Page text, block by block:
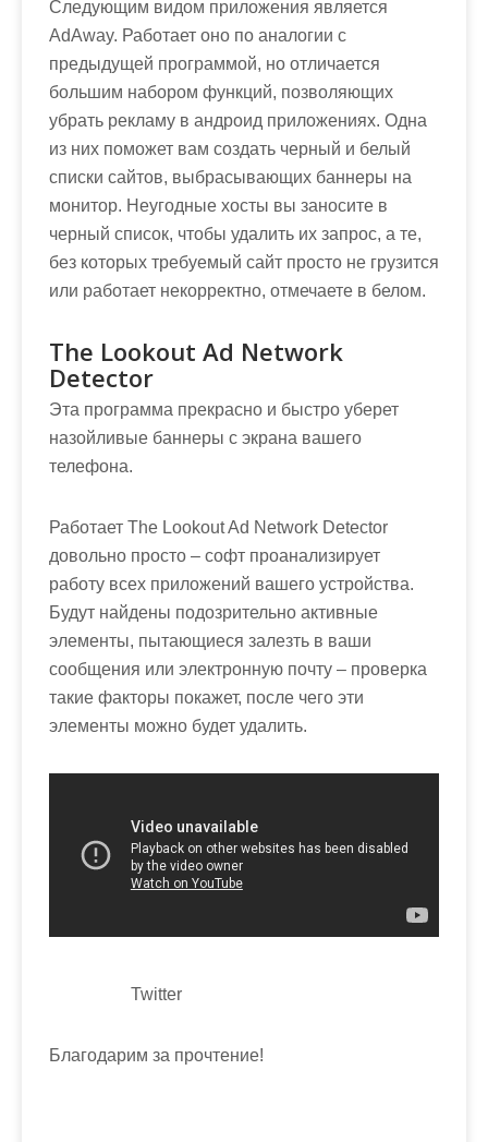
Следующим видом приложения является
AdAway. Работает оно по аналогии с
предыдущей программой, но отличается
большим набором функций, позволяющих
убрать рекламу в андроид приложениях. Одна
из них поможет вам создать черный и белый
списки сайтов, выбрасывающих баннеры на
монитор. Неугодные хосты вы заносите в
черный список, чтобы удалить их запрос, а те,
без которых требуемый сайт просто не грузится
или работает некорректно, отмечаете в белом.
The Lookout Ad Network
Detector
Эта программа прекрасно и быстро уберет
назойливые баннеры с экрана вашего
телефона.
Работает The Lookout Ad Network Detector
довольно просто – софт проанализирует
работу всех приложений вашего устройства.
Будут найдены подозрительно активные
элементы, пытающиеся залезть в ваши
сообщения или электронную почту – проверка
такие факторы покажет, после чего эти
элементы можно будет удалить.
Twitter
Благодарим за прочтение!